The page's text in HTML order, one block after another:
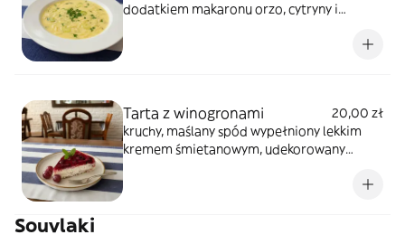
dodatkiem makaronu orzo, cytryny i
Tarta z winogronami
20,00 zł
kruchy, maślany spód wypełniony lekkim
kremem śmietanowym, udekorowany
Souvlaki